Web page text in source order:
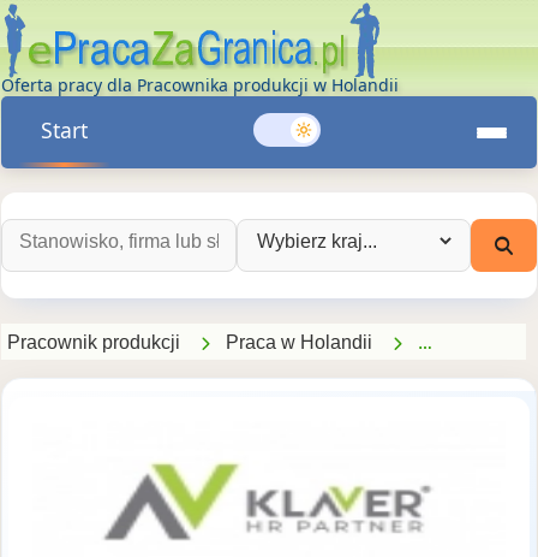
Oferta pracy dla Pracownika produkcji w Holandii
Start
Szukaj ofert pracy: Wybierz kraj:
Pracownik produkcji Praca w Holandii Szukam pracy